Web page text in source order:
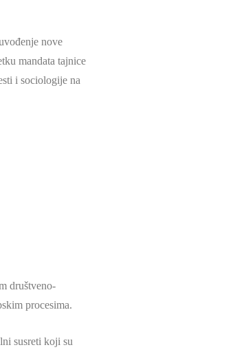
nove
mandata tajnice
i sociologije na
društveno-
procesima.
susreti koji su